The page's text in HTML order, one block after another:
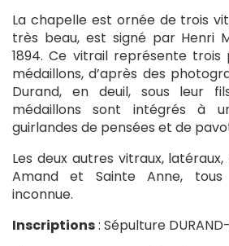
La chapelle est ornée de trois
très beau, est signé par Henri
1894. Ce vitrail représente trois
médaillons, d’après des
Durand, en deuil, sous leur
médaillons sont intégrés à
guirlandes de pensées et de
Les deux autres vitraux,
Amand et Sainte Anne,
inconnue.
Inscriptions: Sépulture